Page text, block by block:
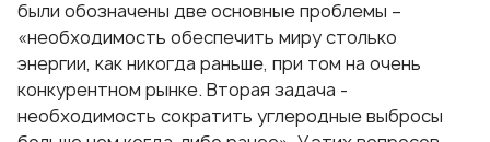
были обозначены две основные проблемы –
«необходимость обеспечить миру столько
энергии, как никогда раньше, при том на очень
конкурентном рынке. Вторая задача -
необходимость сократить углеродные выбросы